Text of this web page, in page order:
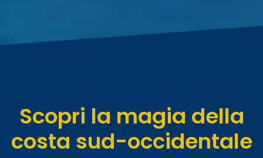
Scopri la magia della
costa sud-occidentale